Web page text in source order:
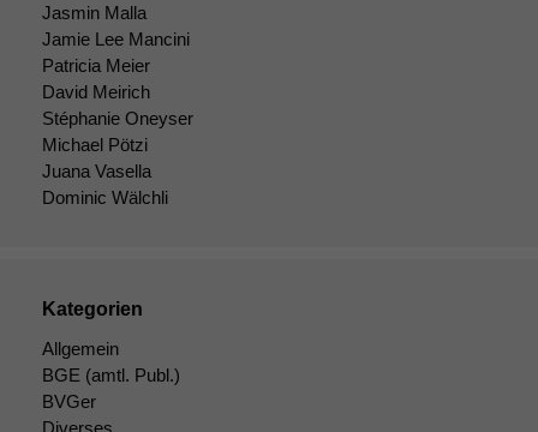
Jasmin Malla
Jamie Lee Mancini
Patricia Meier
David Meirich
Stéphanie Oneyser
Michael Pötzi
Juana Vasella
Dominic Wälchli
Kategorien
Allgemein
BGE (amtl. Publ.)
BVGer
Diverses